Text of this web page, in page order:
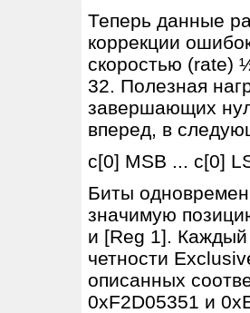
Теперь данные
коррекции
скоростью (rate)
32. Полезная
завершающих
вперед, в
c[0] MSB ... c[0]
Биты
значимую
и [Reg 1]. Каждый
четности
описанных
0xF2D05351 и